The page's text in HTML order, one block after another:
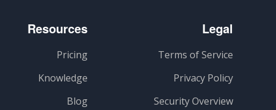
Resources
Pricing
Knowledge
Blog
Legal
Terms of Service
Privacy Policy
Security Overview